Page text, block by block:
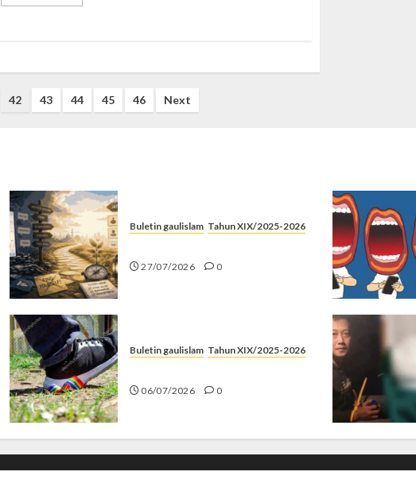
42 43 44 45 46 Next
Buletin gaulislam Tahun XIX/2025-2026
27/07/2026 0
Buletin gaulislam Tahun XIX/2025-2026
06/07/2026 0